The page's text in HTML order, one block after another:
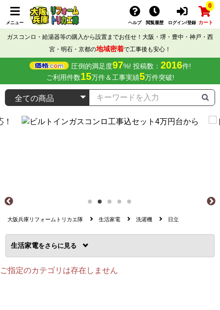
メニュー ヘルプ 閲覧履歴 ログイン/登録
0
カート
ガスコンロ・給湯器等の購入から設置までお任せ！大阪・堺・豊中・神戸・西
宮・明石・京都の地域密着で工事後も安心！
圧倒的満足度97%! 投稿数： 2016件!
ご利用件数15万件＆工事実績5万件突破!
大阪兵庫リフォームトリカエ隊 生活家電 洗濯機 日立
生活家電を
ご指定のカテゴリは存在しません